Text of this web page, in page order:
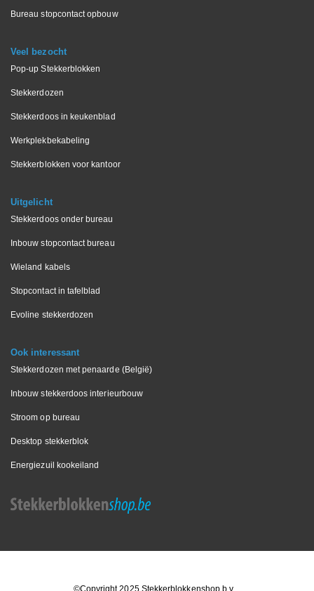
Bureau stopcontact opbouw
Veel bezocht
Pop-up Stekkerblokken
Stekkerdozen
Stekkerdoos in keukenblad
Werkplekbekabeling
Stekkerblokken voor kantoor
Uitgelicht
Stekkerdoos onder bureau
Inbouw stopcontact bureau
Wieland kabels
Stopcontact in tafelblad
Evoline stekkerdozen
Ook interessant
Stekkerdozen met penaarde (België)
Inbouw stekkerdoos interieurbouw
Stroom op bureau
Desktop stekkerblok
Energiezuil kookeiland
©Copyright 2025 Stekkerblokkenshop b.v.